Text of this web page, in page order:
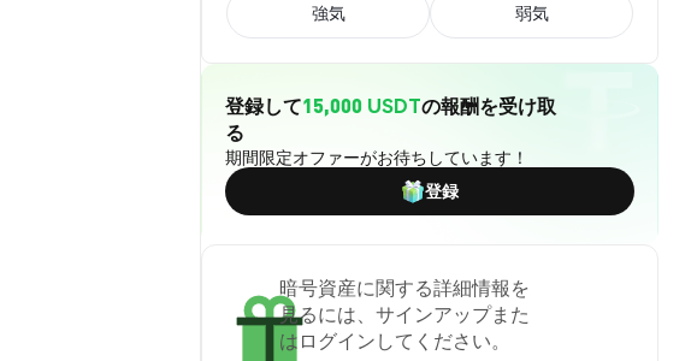
強気 弱気
登録して15,000 USDTの報酬を受け取
る
期間限定オファーがお待ちしています！
登録
暗号資産に関する詳細情報を
見るには、サインアップまた
はログインしてください。